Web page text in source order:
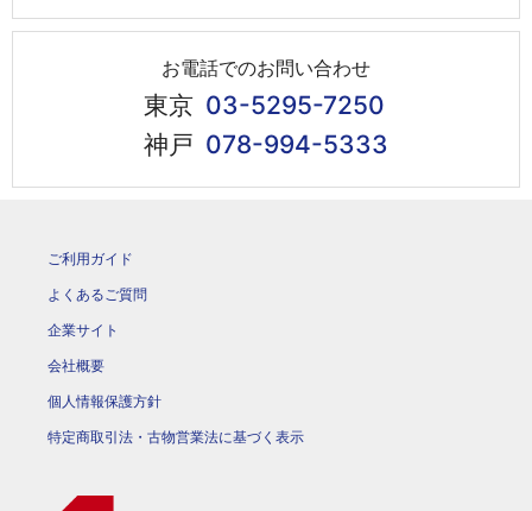
お電話でのお問い合わせ
東京 03-5295-7250
神戸 078-994-5333
ご利用ガイド
よくあるご質問
企業サイト
会社概要
個人情報保護方針
特定商取引法・古物営業法に基づく表示